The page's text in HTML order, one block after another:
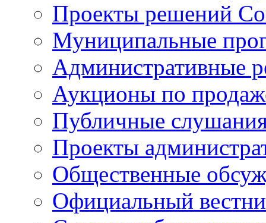
Проекты решений
Муниципальные
Административные
Аукционы по
Публичные
Проекты
Общественные
Официальный